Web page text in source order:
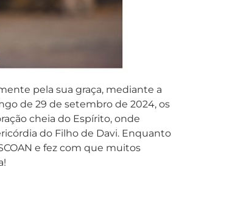
pela sua graça, mediante a
de 29 de setembro de 2024, os
cheia do Espírito, onde
do Filho de Davi. Enquanto
e fez com que muitos